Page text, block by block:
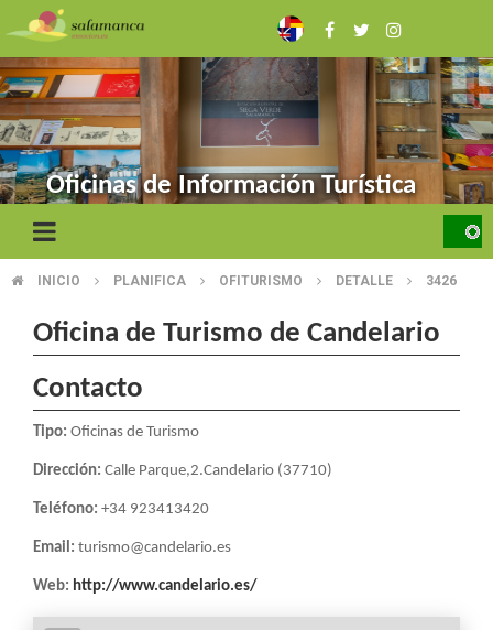
to
main
content
Oficinas de Información Turística
BREADCRUMB
INICIO PLANIFICA OFITURISMO DETALLE 3426
Oficina de Turismo de Candelario
Contacto
Tipo: Oficinas de Turismo
Dirección: Calle Parque,2.Candelario (37710)
Teléfono: +34 923413420
Email: turismo@candelario.es
Web: http://www.candelario.es/